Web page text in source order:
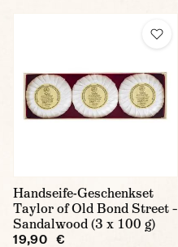
Handseife-Geschenkset
Taylor of Old Bond Street –
Sandalwood (3 x 100 g)
19,90 €